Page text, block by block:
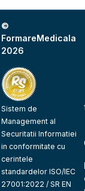
©
FormareMedicala
2026
Sistem de
Management al
Securitatii Informatiei
in conformitate cu
cerintele
standardelor ISO/IEC
27001:2022 / SR EN